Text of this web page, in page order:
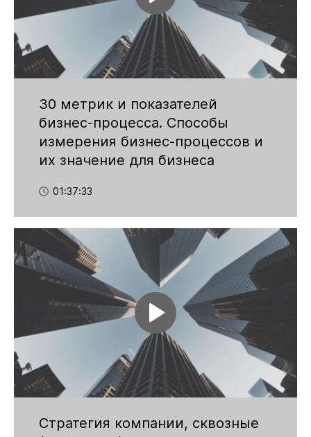
30 метрик и показателей
бизнес-процесса. Способы
измерения бизнес-процессов и
их значение для бизнеса
01:37:33
Стратегия компании, сквозные